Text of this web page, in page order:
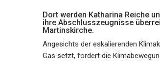
Dort werden Katharina Reiche
ihre Abschlusszeugnisse
Martinskirche.
Angesichts der eskalierenden
Gas setzt, fordert die